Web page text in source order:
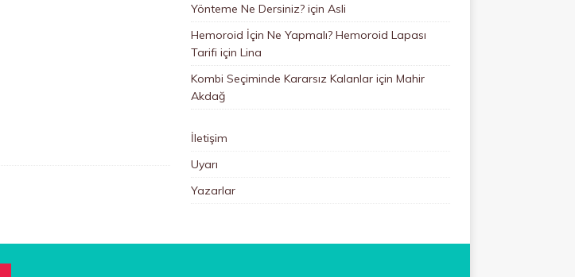
Yönteme Ne Dersiniz?için Asli
Hemoroid İçin Ne Yapmalı? Hemoroid Lapası
Tarifi için Lina
Kombi Seçiminde Kararsız Kalanlariçin Mahir
Akdağ
İletişim
Uyarı
Yazarlar